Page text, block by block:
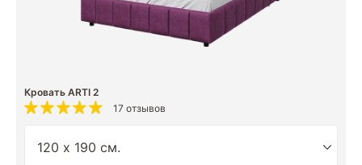
Кровать ARTI 2
17 отзывов